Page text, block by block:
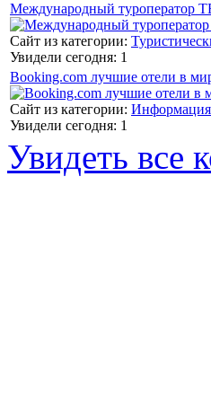
Международный туроператор
Сайт из категории:
Увидели сегодня: 1
Booking.com лучшие отели в
Сайт из категории: Информация
Увидели сегодня: 1
Увидеть все